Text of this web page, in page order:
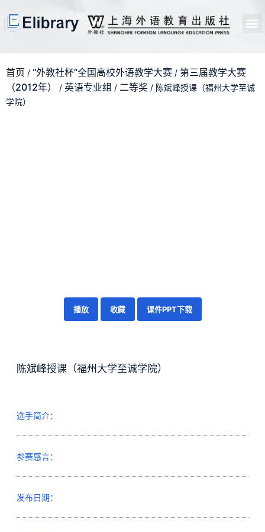
首页 / “外教社杯”全国高校外语教学大赛 / 第三届教学大赛
（2012年）
/ 英语专业组 / 二等奖 / 陈斌峰授课（福州大学至诚
学院）
播放 收藏 课件PPT下载
陈斌峰授课（福州大学至诚学院）
选手简介：
参赛感言：
发布日期：